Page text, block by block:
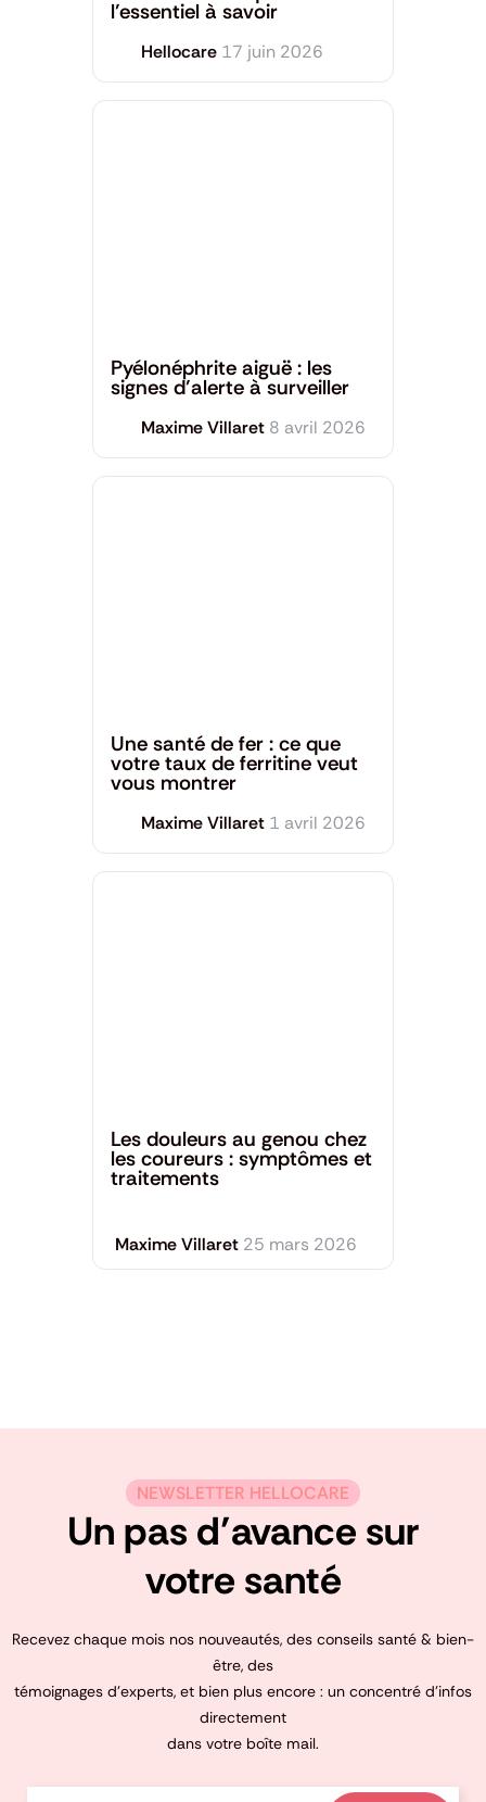
l’essentiel à savoir
Hellocare 17 juin 2026
Pyélonéphrite aiguë : les
signes d’alerte à surveiller
Maxime Villaret 8 avril 2026
Une santé de fer : ce que
votre taux de ferritine veut
vous montrer
Maxime Villaret 1 avril 2026
Les douleurs au genou chez
les coureurs : symptômes et
traitements
Maxime Villaret 25 mars 2026
NEWSLETTER HELLOCARE
Un pas d’avance sur
votre santé
Recevez chaque mois nos nouveautés, des conseils santé & bien-
être, des
témoignages d’experts, et bien plus encore : un concentré d’infos
directement
dans votre boîte mail.